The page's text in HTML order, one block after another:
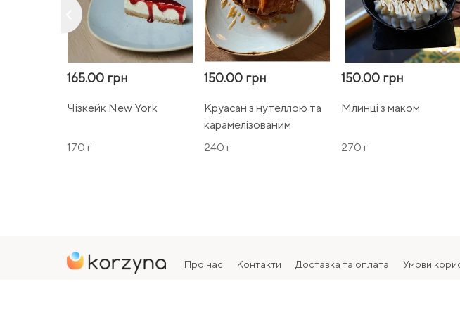
165.00 грн
Чізкейк New York
170 г
150.00 грн
Круасан з нутеллою та
карамелізованим
бананом
240 г
150.00 грн
Млинці з маком
270 г
Про нас Контакти Доставка та оплата Умови